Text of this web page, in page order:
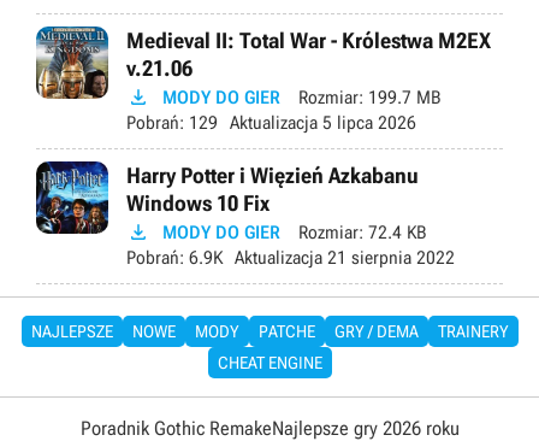
Medieval II: Total War - Królestwa M2EX
v.21.06
 MODY DO GIER Rozmiar: 199.7 MB
Pobrań: 129 Aktualizacja 5 lipca 2026
Harry Potter i Więzień Azkabanu
Windows 10 Fix
 MODY DO GIER Rozmiar: 72.4 KB
Pobrań: 6.9K Aktualizacja 21 sierpnia 2022
NAJLEPSZE NOWE MODY PATCHE GRY / DEMA
TRAINERY
CHEAT ENGINE
Poradnik Gothic RemakeNajlepsze gry 2026 roku